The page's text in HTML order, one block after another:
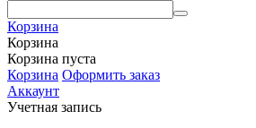
Корзина
Корзина
Корзина пуста
Корзина Оформить заказ
Аккаунт
Учетная запись